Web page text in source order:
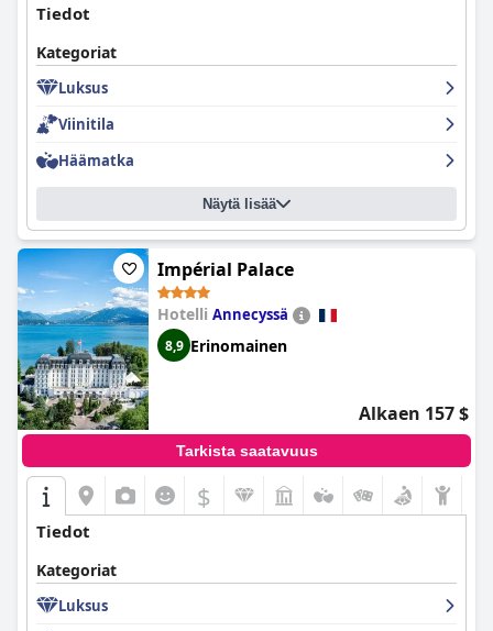
Tiedot
Kategoriat
Luksus
Viinitila
Häämatka
Näytä lisää
Impérial Palace
Hotelli Annecyssä
8,9 Erinomainen
Alkaen 157 $
Tarkista saatavuus
$
Tiedot
Kategoriat
Luksus